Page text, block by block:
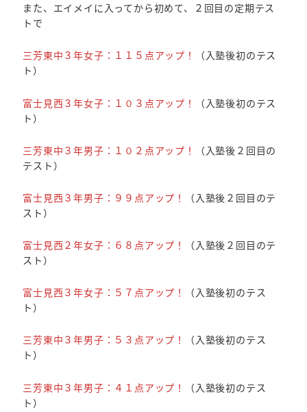
また、エイメイに入ってから初めて、２回目の定期テス
トで
三芳東中３年女子：１１５点アップ！
（入塾後初のテス
ト）
富士見西３年女子：１０３点アップ！
（入塾後初のテス
ト）
三芳東中３年男子：１０２点アップ！
（入塾後２回目の
テスト）
富士見西３年男子：９９点アップ！
（入塾後２回目のテ
スト）
富士見西２年女子：６８点アップ！
（入塾後２回目のテ
スト）
富士見西３年女子：５７点アップ！
（入塾後初のテス
ト）
三芳東中３年男子：５３点アップ！
（入塾後初のテス
ト）
三芳東中３年男子：４１点アップ！
（入塾後初のテス
ト）